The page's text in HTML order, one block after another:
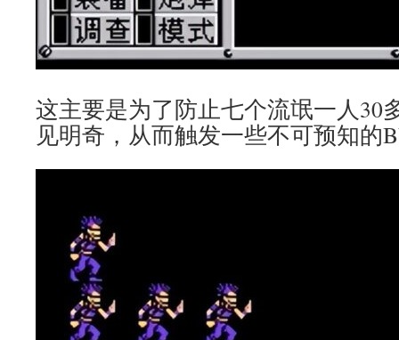
这主要是为了防止七个流氓一人30
见明奇，从而触发一些不可预知的